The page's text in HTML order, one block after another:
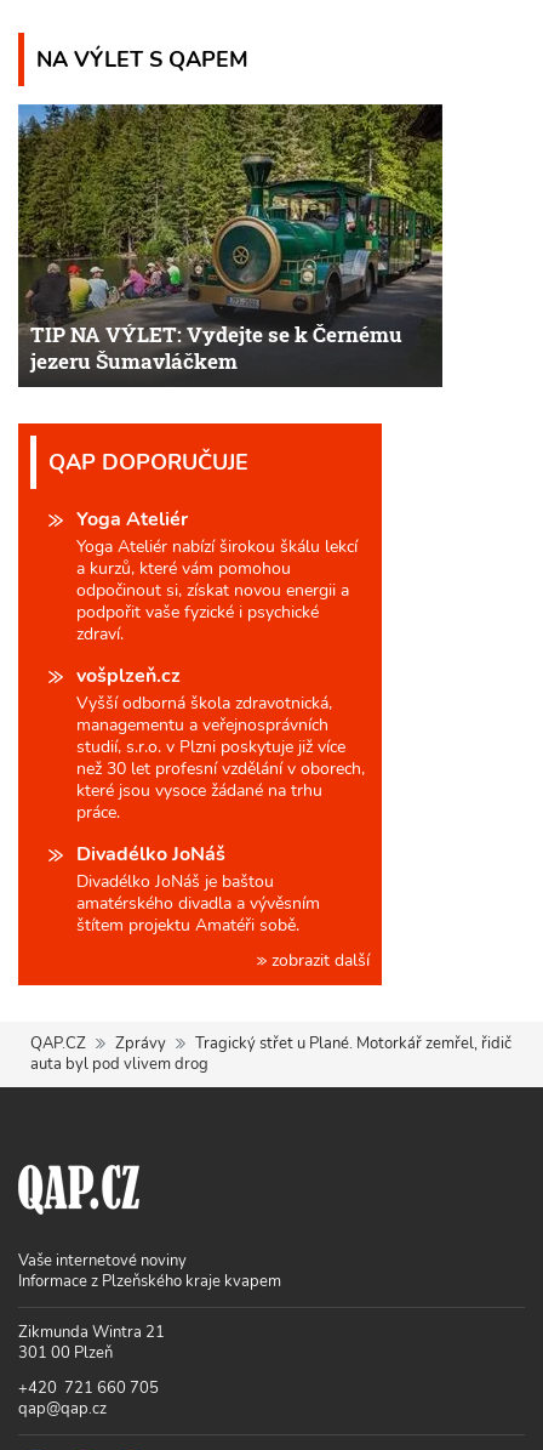
NA VÝLET S QAPEM
TIP NA VÝLET: Vydejte se k Černému
jezeru Šumavláčkem
QAP DOPORUČUJE
Yoga Ateliér
Yoga Ateliér nabízí širokou škálu lekcí
a kurzů, které vám pomohou
odpočinout si, získat novou energii a
podpořit vaše fyzické i psychické
zdraví.
vošplzeň.cz
Vyšší odborná škola zdravotnická,
managementu a veřejnosprávních
studií, s.r.o. v Plzni poskytuje již více
než 30 let profesní vzdělání v oborech,
které jsou vysoce žádané na trhu
práce.
Divadélko JoNáš
Divadélko JoNáš je baštou
amatérského divadla a vývěsním
štítem projektu Amatéři sobě.
zobrazit další
QAP.CZ Zprávy
Tragický střet u Plané. Motorkář zemřel, řidič
auta byl pod vlivem drog
Vaše internetové noviny
Informace z Plzeňského kraje kvapem
Zikmunda Wintra 21
301 00 Plzeň
+420 721 660 705
qap@qap.cz